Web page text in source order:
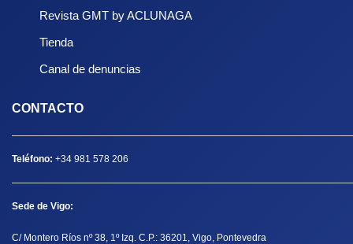
Revista GMT by ACLUNAGA
Tienda
Canal de denuncias
CONTACTO
Teléfono: +34 981 578 206
Sede de Vigo:
C/ Montero Ríos nº 38, 1º Izq. C.P.: 36201, Vigo, Pontevedra